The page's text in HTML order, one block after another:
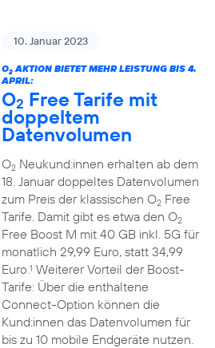
10. Januar 2023
O2AKTION BIETET MEHR LEISTUNG BIS 4.
APRIL:
O2 Free Tarife mit
doppeltem
Datenvolumen
O2Neukund:innen erhalten ab dem
18. Januar doppeltes Datenvolumen
zum Preis der klassischen O2Free
Tarife. Damit gibt es etwa den O2
Free Boost M mit 40 GB inkl. 5G für
monatlich 29,99 Euro, statt 34,99
Euro.1 Weiterer Vorteil der Boost-
Tarife: Über die enthaltene
Connect-Option können die
Kund:innen das Datenvolumen für
bis zu 10 mobile Endgeräte nutzen.